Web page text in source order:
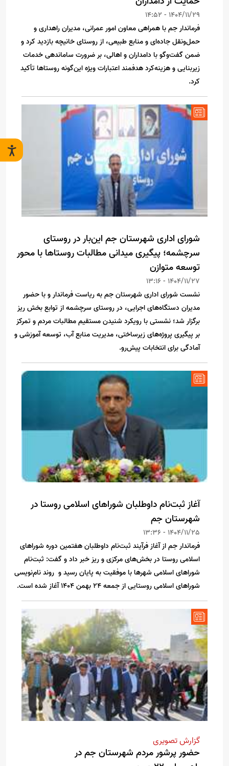
1404/11/29 - 14:52
فرماندار جم با همراهی معاون امور عمرانی، مدیران راهداری و
حمل‌ونقل جاده‌ای و منابع طبیعی، از روستای خانیچه بازدید کرد و
ضمن گفت‌وگو با دامداران و اهالی، بر ضرورت ساماندهی خدمات
زیربنایی و هزینه‌کرد هدفمند اعتبارات ویژه این‌گونه روستاها تأکید
کرد.
شورای اداری شهرستان جم این‌بار در روستای
سرچشمه؛ پیگیری میدانی مطالبات روستاها با محور
توسعه متوازن
1404/11/27 - 13:16
نشست شورای اداری شهرستان جم به ریاست فرماندار و با حضور
مدیران دستگاه‌های اجرایی، در روستای سرچشمه از توابع بخش ریز
برگزار شد؛ نشستی با رویکرد شنیدن مستقیم مطالبات مردم و تمرکز
بر پیگیری پروژه‌های زیرساختی، مدیریت منابع آب، توسعه آموزشی و
آمادگی برای انتخابات پیش‌رو.
آغاز ثبت‌نام داوطلبان شوراهای اسلامی روستا در
شهرستان جم
1404/11/25 - 13:36
فرماندار جم از آغاز فرآیند ثبت‌نام داوطلبان هفتمین دوره شوراهای
اسلامی روستا در بخش‌های مرکزی و ریز خبر داد و گفت: ثبت‌نام
شوراهای اسلامی شهرها با موفقیت به پایان رسید و روند نام‌نویسی
شوراهای اسلامی روستایی از جمعه 24 بهمن 1404 آغاز شده است.
گزارش تصویری
حضور پرشور مردم شهرستان جم در